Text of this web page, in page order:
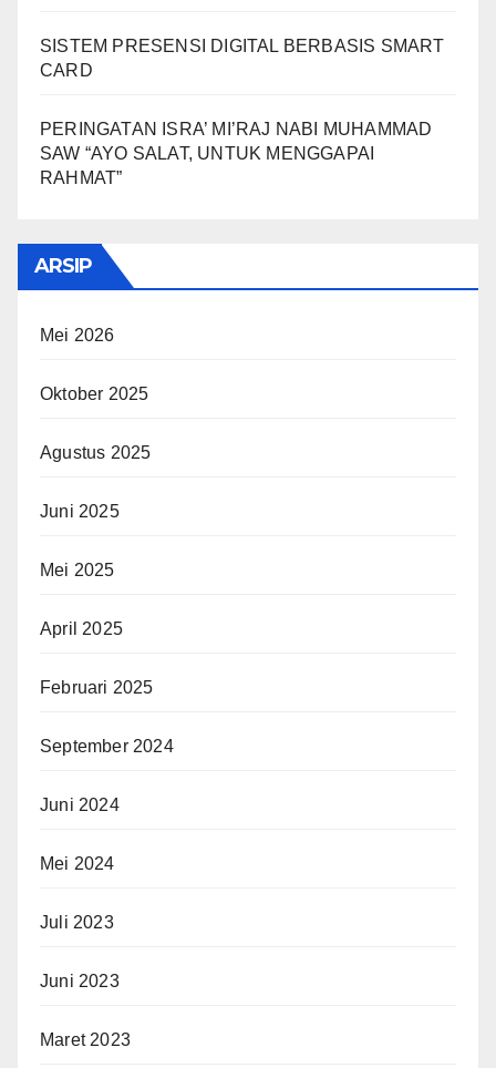
SISTEM PRESENSI DIGITAL BERBASIS SMART
CARD
PERINGATAN ISRA’ MI’RAJ NABI MUHAMMAD
SAW “AYO SALAT, UNTUK MENGGAPAI
RAHMAT”
ARSIP
Mei 2026
Oktober 2025
Agustus 2025
Juni 2025
Mei 2025
April 2025
Februari 2025
September 2024
Juni 2024
Mei 2024
Juli 2023
Juni 2023
Maret 2023